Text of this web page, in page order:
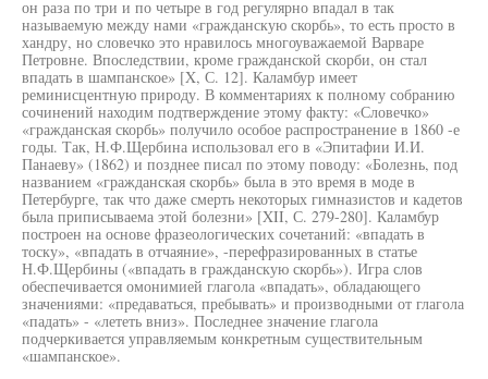
он раза по три и по четыре в год регулярно впадал в так
называемую между нами «гражданскую скорбь», то есть просто в
хандру, но словечко это нравилось многоуважаемой Варваре
Петровне. Впоследствии, кроме гражданской скорби, он стал
впадать в шампанское» [X, С. 12]. Каламбур имеет
реминисцентную природу. В комментариях к полному собранию
сочинений находим подтверждение этому факту: «Словечко»
«гражданская скорбь» получило особое распространение в 1860 -е
годы. Так, Н.Ф.Щербина использовал его в «Эпитафии И.И.
Панаеву» (1862) и позднее писал по этому поводу: «Болезнь, под
названием «гражданская скорбь» была в это время в моде в
Петербурге, так что даже смерть некоторых гимназистов и кадетов
была приписываема этой болезни» [XII, С. 279-280]. Каламбур
построен на основе фразеологических сочетаний: «впадать в
тоску», «впадать в отчаяние», -перефразированных в статье
Н.Ф.Щербины («впадать в гражданскую скорбь»). Игра слов
обеспечивается омонимией глагола «впадать», обладающего
значениями: «предаваться, пребывать» и производными от глагола
«падать» - «лететь вниз». Последнее значение глагола
подчеркивается управляемым конкретным существительным
«шампанское».